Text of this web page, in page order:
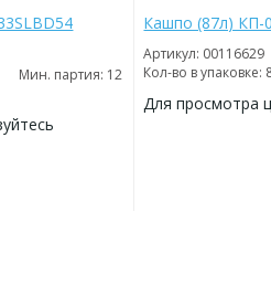
Мин. партия: 12
Кашпо (87л) КП-
Артикул: 00116629
Кол-во в упаковке:
Для просмотра